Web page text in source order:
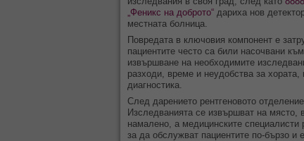
„Феникс на доброто“ дариха нов
местната болница.
Повредата в ключовия компонент е
пациентите често са били насочвани
извършване на необходимите
разходи, време и неудобства за
диагностика.
След дарението рентгеновото
Изследванията се извършват на място,
намалено, а медицинските специалисти
за да обслужват пациентите по-бързо и